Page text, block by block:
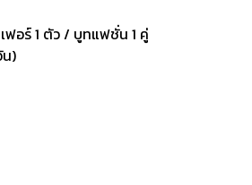
ฟอร์ 1 ตัว / บูทแฟชั่น 1 คู่
)